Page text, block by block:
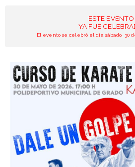
ESTE EVENTO
YA FUE
El evento se celebró el día sábado, 30